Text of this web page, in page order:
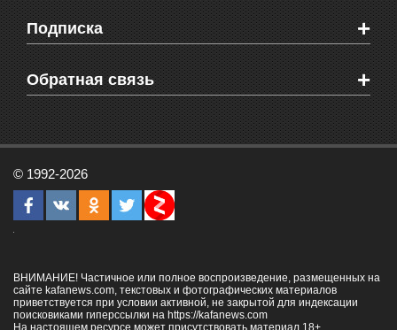
Мировые новости
Объявления
Здоровье
СМС мнения читателей
Видео о Феодосии
Веб-камеры Феодосии
Блоги феодосийцев
Школы Феодосии
Подписка +
Печатная версия газеты "Кафа"
RSS
Обратная связь +
Рекламодателям
Контактная информация
© 1992-2026
ВНИМАНИЕ! Частичное или полное воспроизведение, размещенных на
сайте kafanews.com, текстовых и фотографических материалов
приветствуется при условии активной, не закрытой для индексации
поисковиками гиперссылки на https://kafanews.com
На настоящем ресурсе может присутствовать материал 18+